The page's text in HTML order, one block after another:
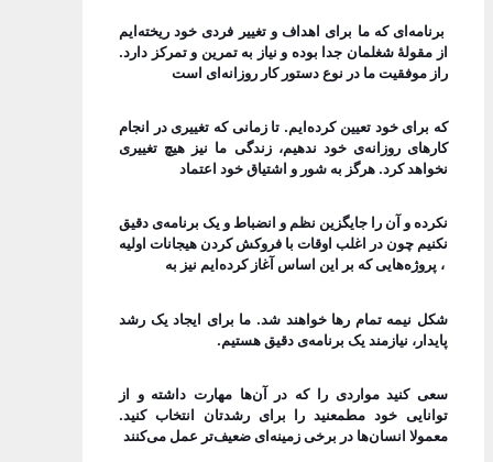
برنامه‌ای که ما برای اهداف و تغییر فردی خود ریخته‌ایم
از مقولۀ شغلمان جدا بوده و نیاز به تمرین و تمرکز دارد.
راز موفقیت ما در نوع دستور کار روزانه‌ای است
که برای خود تعیین کرده‌ایم. تا زمانی که تغییری در انجام
کارهای روزانه‌ی خود ندهیم، زندگی ما نیز هیچ تغییری
نخواهد کرد. هرگز به شور و اشتیاق خود اعتماد
نکرده و آن را جایگزین نظم و انضباط و یک برنامه‌ی دقیق
نکنیم چون در اغلب اوقات با فروکش کردن هیجانات اولیه
، پروژه‌هایی که بر این اساس آغاز کرده‌ایم نیز به
شکل نیمه تمام رها خواهند شد. ما برای ایجاد یک رشد
پایدار، نیازمند یک برنامه‌ی دقیق هستیم.
سعی کنید مواردی را که در آن‌ها مهارت داشته و از
توانایی خود مطمعنید را برای رشدتان انتخاب کنید.
معمولا انسان‌ها در برخی زمینه‌ای ضعیف‌تر عمل می‌کنند